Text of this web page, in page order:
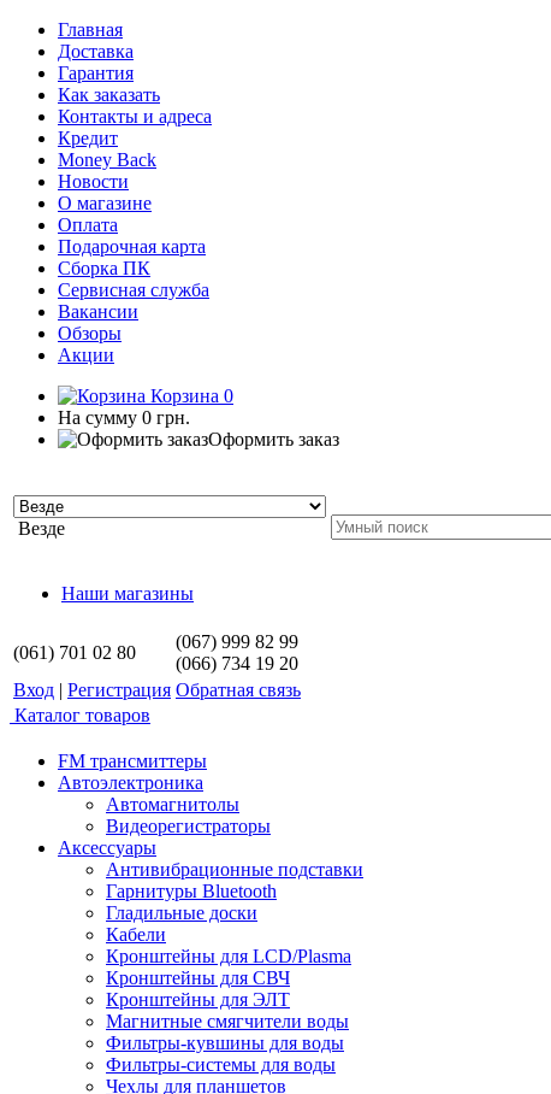
Главная
Доставка
Гарантия
Как заказать
Контакты и адреса
Кредит
Money Back
Новости
О магазине
Оплата
Подарочная карта
Сборка ПК
Сервисная служба
Вакансии
Обзоры
Акции
Корзина 0
На сумму 0 грн.
Оформить заказ
Везде
Наши магазины
(061) 701 02 80
(067) 999 82 99
(066) 734 19 20
Вход | Регистрация Обратная связь
Каталог товаров
FM трансмиттеры
Автоэлектроника
Автомагнитолы
Видеорегистраторы
Аксессуары
Антивибрационные подставки
Гарнитуры Bluetooth
Гладильные доски
Кабели
Кронштейны для LCD/Plasma
Кронштейны для СВЧ
Кронштейны для ЭЛТ
Магнитные смягчители воды
Фильтры-кувшины для воды
Фильтры-системы для воды
Чехлы для планшетов